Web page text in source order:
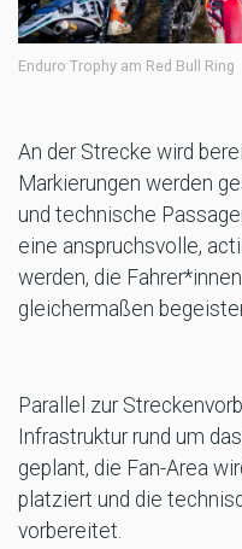
Enduro Trophy am Red Bull Ring
An der Strecke wird
Markierungen werden
und technische
eine anspruchsvolle,
werden, die
gleichermaßen
Parallel zur
Infrastruktur rund um
geplant, die Fan-Area
platziert und die
vorbereitet.